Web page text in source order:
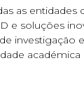
as
soluções
investigação
académica